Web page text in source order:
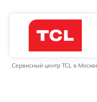
Сервисный центр TCL в